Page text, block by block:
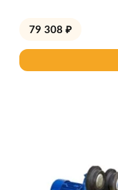
79 308 ₽